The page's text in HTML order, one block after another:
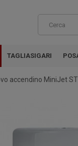
TAGLIASIGARI
accendino MiniJet